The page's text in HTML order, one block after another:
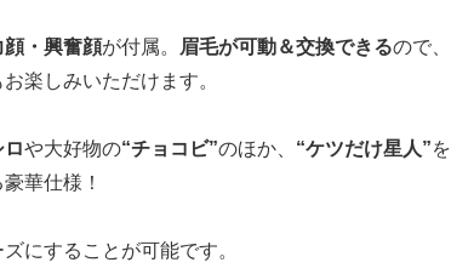
・興奮顔が付属。 眉毛が可動＆交換できるので、
楽しみいただけます。
や大好物の“チョコビ”のほか、 “ケツだけ星人”を
華仕様！
にすることが可能です。